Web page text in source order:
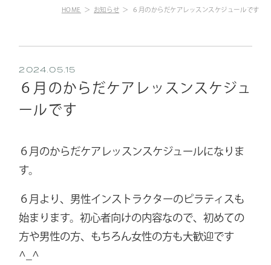
HOME お知らせ ６月のからだケアレッスンスケジュールです
2024.05.15
６月のからだケアレッスンスケジュ
ールです
６月のからだケアレッスンスケジュールになりま
す。
６月より、男性インストラクターのピラティスも
始まります。初心者向けの内容なので、初めての
方や男性の方、もちろん女性の方も大歓迎です
^_^